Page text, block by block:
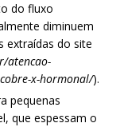
do fluxo
diminuem
extraídas do site
atencao-
x-hormonal/).
pequenas
que espessam o